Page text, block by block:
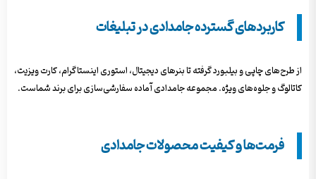
کاربردهای گسترده جامدادی در تبلیغات
از طرح‌های چاپی و بیلبورد گرفته تا بنرهای دیجیتال، استوری اینستاگرام، کارت ویزیت،
کاتالوگ و جلوه‌های ویژه. مجموعه جامدادی آماده سفارشی‌سازی برای برند شماست.
فرمت‌ها و کیفیت محصولات جامدادی